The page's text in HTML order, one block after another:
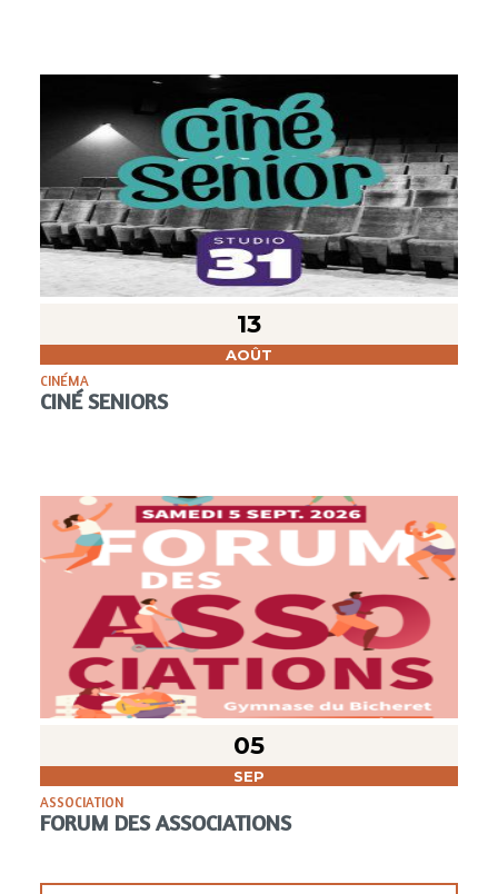
13
AOÛT
CINÉMA
CINÉ SENIORS
05
SEP
ASSOCIATION
FORUM DES ASSOCIATIONS